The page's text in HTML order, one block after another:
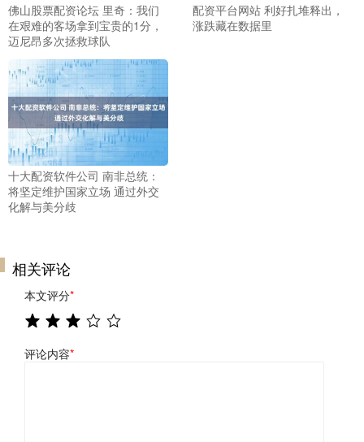
佛山股票配资论坛 里奇：我们
在艰难的客场拿到宝贵的1分，
迈尼昂多次拯救球队
配资平台网站 利好扎堆释出，
涨跌藏在数据里
十大配资软件公司 南非总统：
将坚定维护国家立场 通过外交
化解与美分歧
相关评论
本文评分*
评论内容*